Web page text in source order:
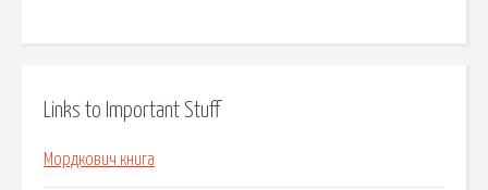
Links to Important Stuff
Мордкович книга